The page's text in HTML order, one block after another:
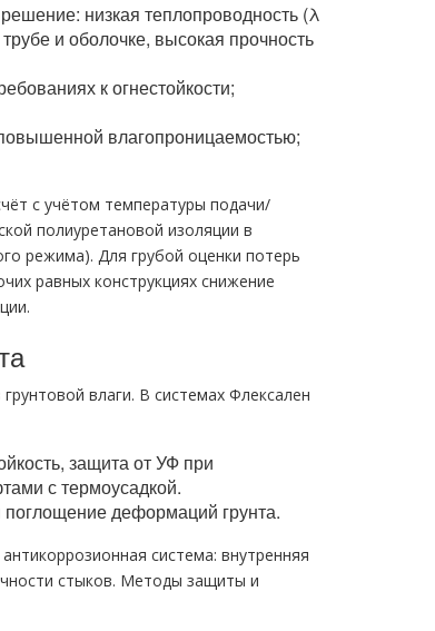
низкая теплопроводность (λ
и оболочке, высокая прочность
к огнестойкости;
влагопроницаемостью;
с учётом температуры подачи/
полиуретановой изоляции в
режима). Для грубой оценки потерь
равных конструкциях снижение
влаги. В системах Флексален
защита от УФ при
с термоусадкой.
деформаций грунта.
система: внутренняя
стыков. Методы защиты и